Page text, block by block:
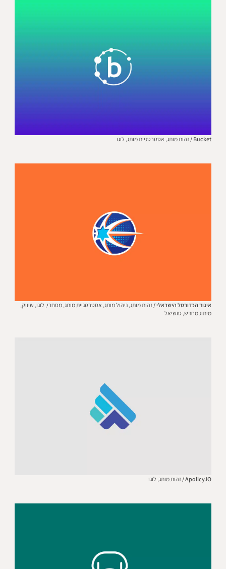
Bucket / זהות מותג, אסטרטגיית מותג, לוגו
איגוד הכדורסל הישראלי /זהות מותג, ניהול מותג, אסטרטגיית מותג, מסחרי, לוגו, שיווק,
מיתוג מחדש, סושיאל
Apolicy.IO / זהות מותג, לוגו